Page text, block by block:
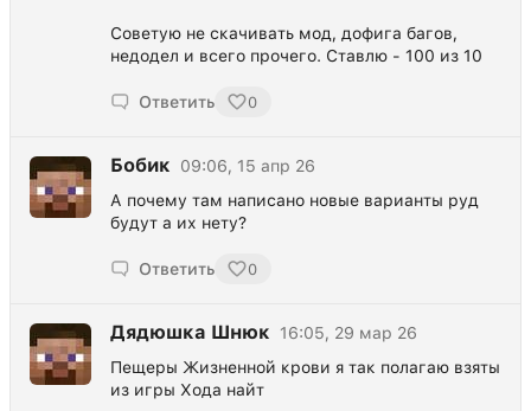
Советую не скачивать мод, дофига багов,
недодел и всего прочего. Ставлю - 100 из 10
Ответить 0
Бобик
09:06, 15 апр 26
А почему там написано новые варианты руд
будут а их нету?
Ответить 0
Дядюшка Шнюк
16:05, 29 мар 26
Пещеры Жизненной крови я так полагаю взяты
из игры Хода найт